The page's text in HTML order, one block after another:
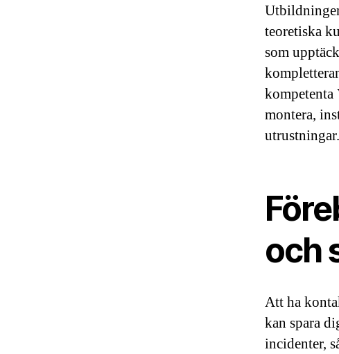
teoretiska
som
montera,
utrustningar.
och
Att ha
kan spara
incidenter,